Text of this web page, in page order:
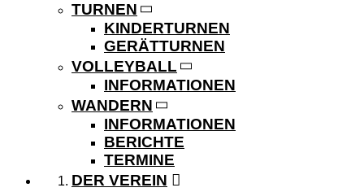
TURNEN
KINDERTURNEN
GERÄTTURNEN
VOLLEYBALL
INFORMATIONEN
WANDERN
INFORMATIONEN
BERICHTE
TERMINE
DER VEREIN